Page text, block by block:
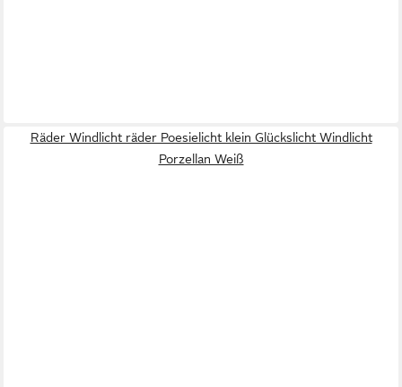
Räder Windlicht räder Poesielicht klein Glückslicht Windlicht
Porzellan Weiß